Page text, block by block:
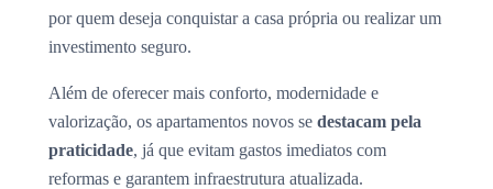
por quem deseja conquistar a casa própria ou realizar um
investimento seguro.
Além de oferecer mais conforto, modernidade e
valorização, os apartamentos novos se destacam pela
praticidade, já que evitam gastos imediatos com
reformas e garantem infraestrutura atualizada.